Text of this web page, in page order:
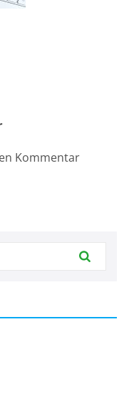
Kommentar